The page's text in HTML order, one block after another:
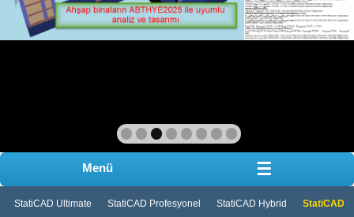
Menü ☰
StatiCAD Ultimate StatiCAD Profesyonel StatiCAD Hybrid StatiCAD